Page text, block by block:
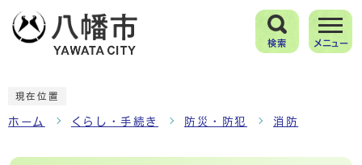
検索 メニュー
現在位置
ホーム くらし・手続き 防災・防犯 消防